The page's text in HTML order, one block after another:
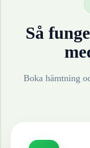
Så
Boka hämtning